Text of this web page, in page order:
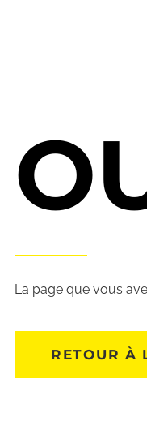
La page que vous
RETOUR À